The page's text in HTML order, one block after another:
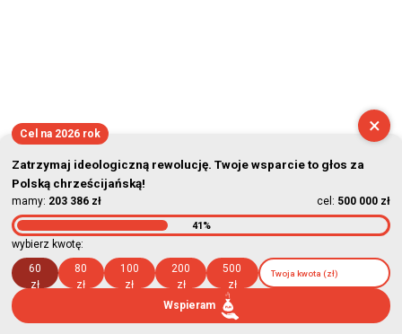
×
Cel na 2026 rok
Zatrzymaj ideologiczną rewolucję. Twoje wsparcie to głos za
Polską chrześcijańską!
mamy: 203 386 zł cel: 500 000 zł
41%
wybierz kwotę:
60
zł
80
zł
100
zł
200
zł
500
zł
Wspieram